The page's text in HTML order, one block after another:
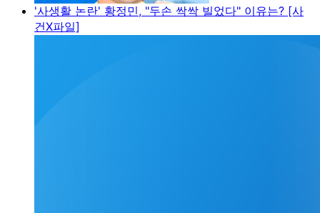
'사생활 논란' 황정민, "두손 싹싹 빌었다" 이유는? [사
건X파일]